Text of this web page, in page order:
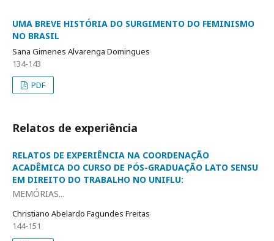
UMA BREVE HISTÓRIA DO SURGIMENTO DO FEMINISMO
NO BRASIL
Sana Gimenes Alvarenga Domingues
134-143
PDF
Relatos de experiência
RELATOS DE EXPERIÊNCIA NA COORDENAÇÃO
ACADÊMICA DO CURSO DE PÓS-GRADUAÇÃO LATO SENSU
EM DIREITO DO TRABALHO NO UNIFLU:
MEMÓRIAS...
Christiano Abelardo Fagundes Freitas
144-151